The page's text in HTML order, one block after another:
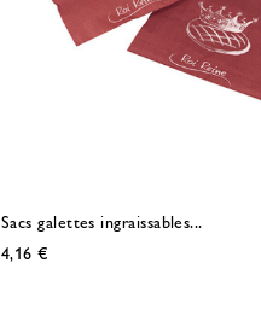
Sacs galettes ingraissables...
4,16 €